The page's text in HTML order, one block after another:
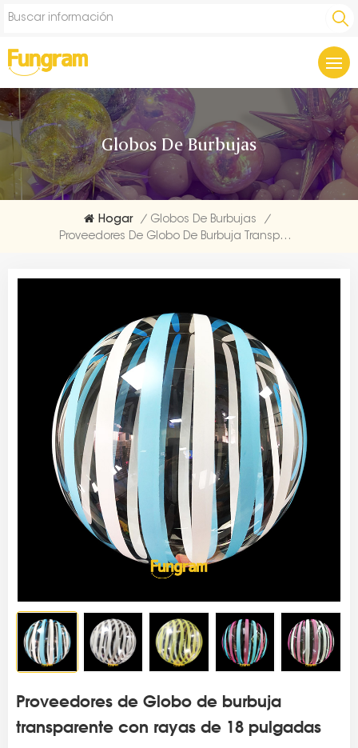
Globos De Burbujas
Hogar / Globos De Burbujas
/
Proveedores De Globo De Burbuja Transparente Con Rayas De 18 Pulgadas
Proveedores de Globo de burbuja
transparente con rayas de 18 pulgadas